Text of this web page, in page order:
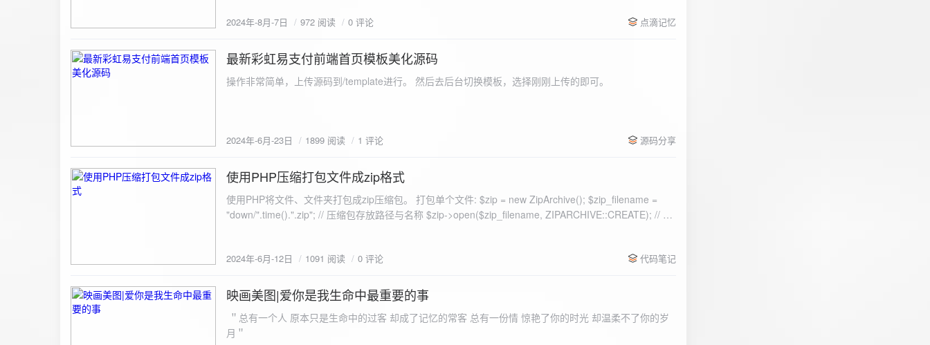
2024年-8月-7日 972 阅读 0 评论 点滴记忆
2024-6-23
最新彩虹易支付前端首页模板美化源码
操作非常简单，上传源码到/template进行。 然后去后台切换模板，选择刚刚上传的即可。
2024年-6月-23日 1899 阅读 1 评论 源码分享
2024-6-12
使用PHP压缩打包文件成zip格式
使用PHP将文件、文件夹打包成zip压缩包。 打包单个文件: $zip = new ZipArchive(); $zip_filename =
"down/".time().".zip"; // 压缩包存放路径与名称 $zip->open($zip_filename, ZIPARCHIVE::CREATE); // 打
数可以改为 basename("img/logon2.png),也就是原文件所在的路径 $zip-
= array( "img/1.jpg", "img/2.jpg", ); $filename = "down/img.zip"; // 压缩包存放路径与名称 $zip = new
ZipArchive(); $zip->open($filename,ZipArchive::CREATE); //打开压缩包 //遍历文件 foreach($fileList as
$file){ $zip->addFile($file,basename($file)); //向压缩包中添加文件 } $zip->close(); //关闭压缩包 打包某
个文件夹（包含子文件夹）: <?php /** * @param $path 文件夹路径 * @param $zip zip 对象 */ function
2024年-6月-12日 1091 阅读 0 评论 代码笔记
2024-6-10
映画美图|爱你是我生命中最重要的事
＂总有一个人 原本只是生命中的过客 却成了记忆的常客 总有一份情 惊艳了你的时光 却温柔不了你的岁
月＂